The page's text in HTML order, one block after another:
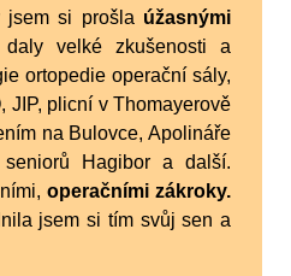
jsem si prošla úžasnými
velké zkušenosti a
ortopedie operační sály,
JIP, plicní v Thomayerově
na Bulovce, Apolináře
Hagibor a další.
operačními zákroky.
jsem si tím svůj sen a